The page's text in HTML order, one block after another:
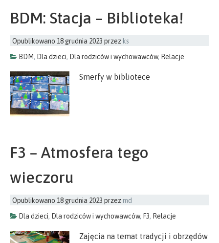
BDM: Stacja – Biblioteka!
Opublikowano 18 grudnia 2023 przez ks
BDM, Dla dzieci, Dla rodziców i wychowawców, Relacje
Smerfy w bibliotece
F3 – Atmosfera tego
wieczoru
Opublikowano 18 grudnia 2023 przezmd
Dla dzieci, Dla rodziców i wychowawców, F3, Relacje
Zajęcia na temat tradycji i obrzędów